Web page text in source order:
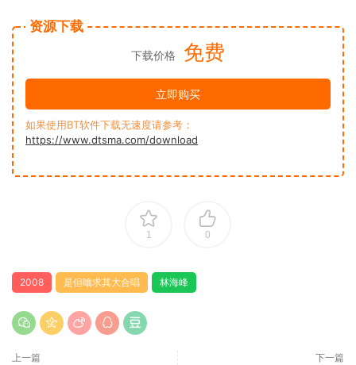
资源下载
下载价格 免费
立即购买
如果使用BT软件下载无速度请参考：
https://www.dtsma.com/download
1 0
2008 是但噏求其大合唱 林海峰
上一篇 下一篇